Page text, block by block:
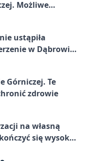
Możliwe
ustąpiła
w Dąbrowie
Górniczej. Te
zdrowie
na własną
się wysoką